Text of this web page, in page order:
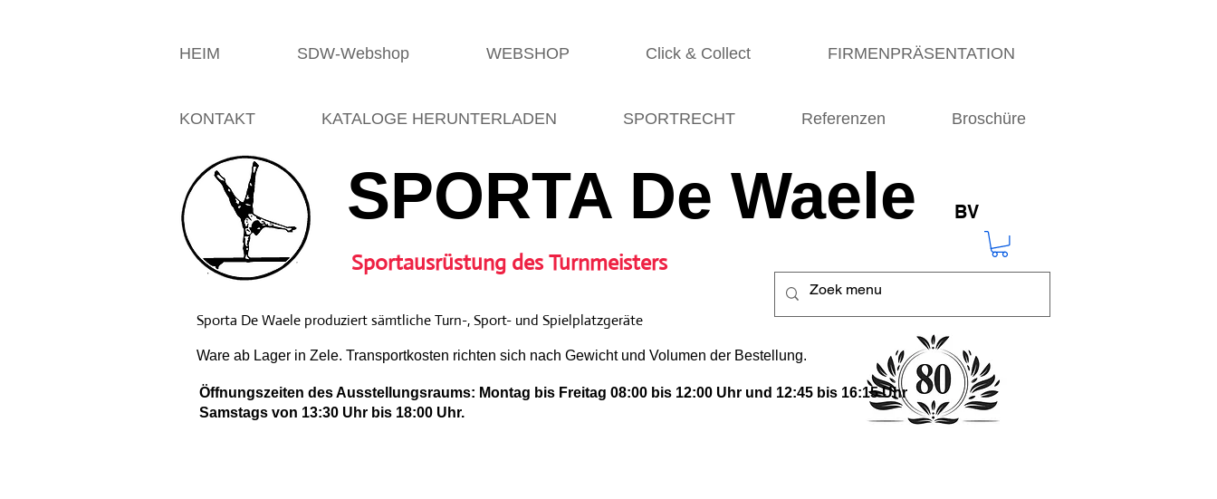
HEIM SDW-Webshop WEBSHOP Click & Collect FIRMENPRÄSENTATION
KONTAKT KATALOGE HERUNTERLADEN SPORTRECHT Referenzen Broschüre
SPORTA De Waele BV
Sportausrüstung des Turnmeisters
Ware ab Lager in Zele. Transportkosten richten sich nach Gewicht und Volumen der Bestellung.
Sporta De Waele produziert sämtliche Turn-, Sport- und Spielplatzgeräte
Öffnungszeiten des Ausstellungsraums: Montag bis Freitag 08:00 bis 12:00 Uhr und 12:45 bis 16:15 Uhr
Samstags von 13:30 Uhr bis 18:00 Uhr.